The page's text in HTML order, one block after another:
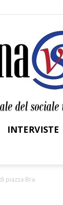
INTERVISTE
piazza Bra.